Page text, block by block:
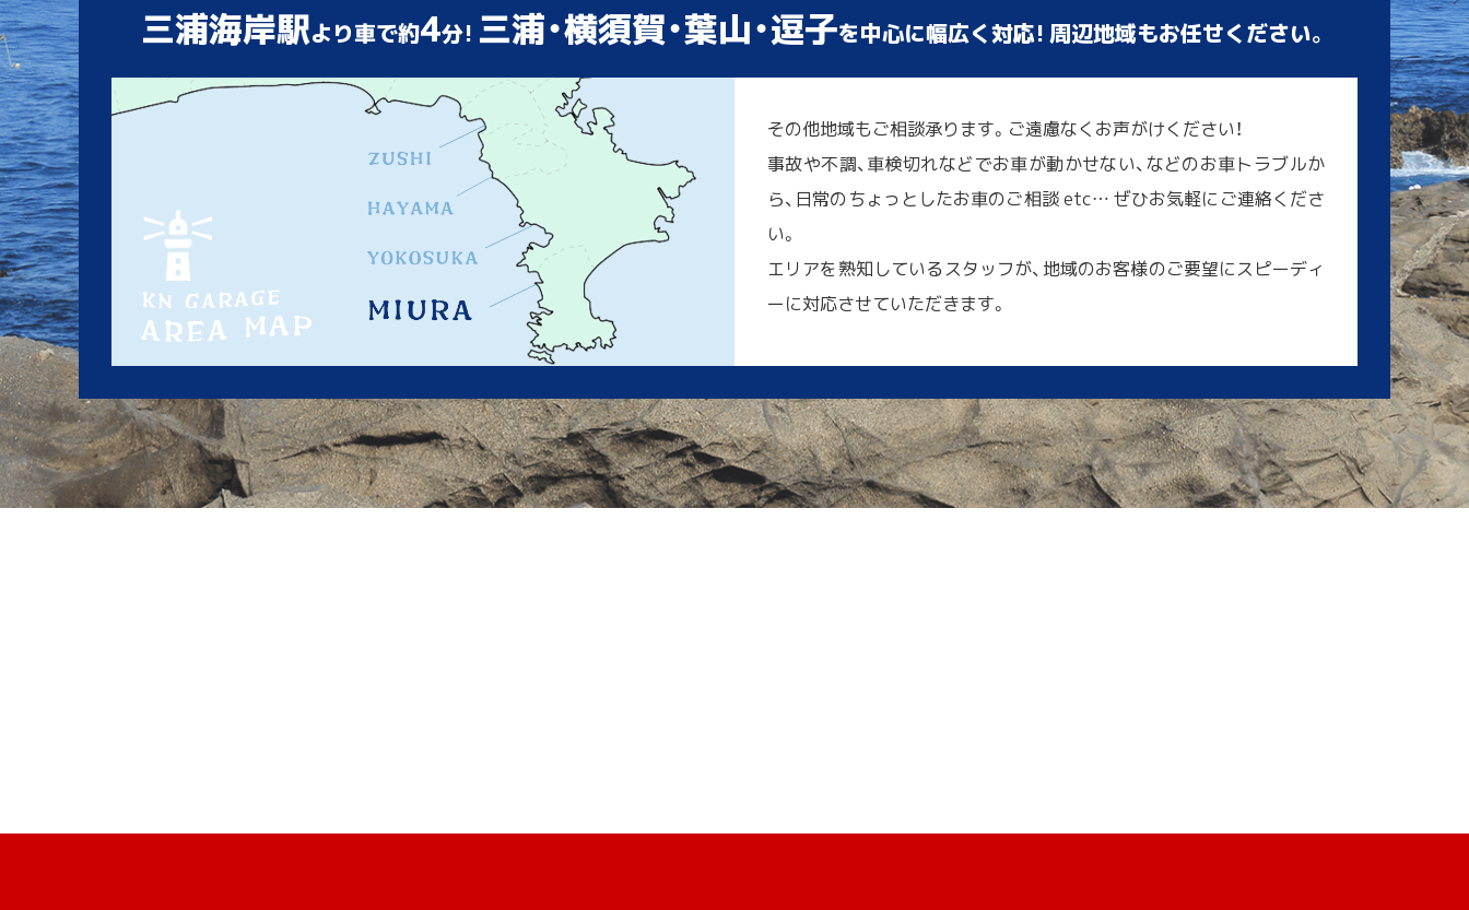
三浦海岸駅より車で約4分! 三浦・横須賀・葉山・逗子を中心に幅広く対応! 周辺地域もお任せください。
その他地域もご相談承ります。ご遠慮なくお声がけください！
事故や不調、車検切れなどでお車が動かせない、などのお車トラブルか
ら、日常のちょっとしたお車のご相談 etc… ぜひお気軽にご連絡くださ
い。
エリアを熟知しているスタッフが、地域のお客様のご要望にスピーディ
ーに対応させていただきます。